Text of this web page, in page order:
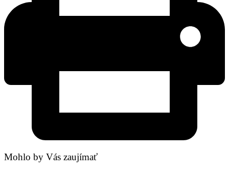
Mohlo by Vás zaujímať